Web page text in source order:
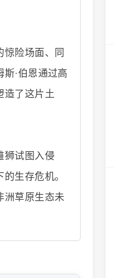
险场面、同
·伯恩通过高
造了这片土
狮试图入侵
生存危机。
洲草原生态未